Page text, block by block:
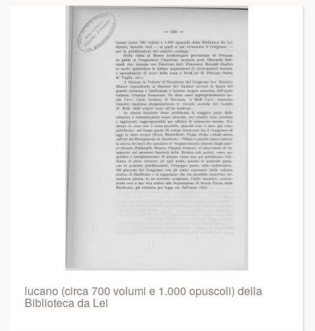
lucano (circa 700 volumi e 1.000 opuscoli) della
Biblioteca da Lei